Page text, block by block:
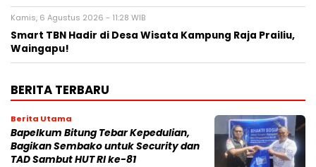
Kamis, 6 Agustus 2026 - 11:28 WIB
Smart TBN Hadir di Desa Wisata Kampung Raja Prailiu,
Waingapu!
BERITA TERBARU
Berita Utama
Bapelkum Bitung Tebar Kepedulian,
Bagikan Sembako untuk Security dan
TAD Sambut HUT RI ke-81